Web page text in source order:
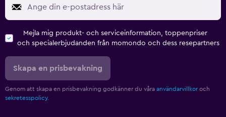
Mejla mig produkt- och serviceinformation, toppenpriser
och specialerbjudanden från momondo och dess resepartners
Skapa en prisbevakning
Genom att skapa en prisbevakning godkänner du våra användarvillkor och
sekretesspolicy.